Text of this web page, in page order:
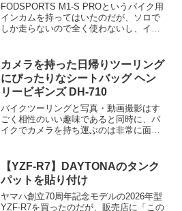
FODSPORTS M1-S PROというバイク用
インカムを持ってはいたのだが、ソロで
しか走らないので全く使わないし、イン
ついでにいうと充電端子がmicroUSBなの
も...
カメラを持った日帰りツーリング
にぴったりなシートバッグ ヘン
リービギンズ DH-710
バイクツーリングと写真・動画撮影はす
ごく相性のいい趣味であると同時に、バ
イクでカメラを持ち運ぶのは非常に面倒
が、リュックを背負ってバイクに乗るの
は案外ダルい。適当なサイズ...
【YZF-R7】DAYTONAのタンク
パットを貼り付け
ヤマハ創立70周年記念モデルの2026年型
YZF-R7を買ったのだが、販売店に「この